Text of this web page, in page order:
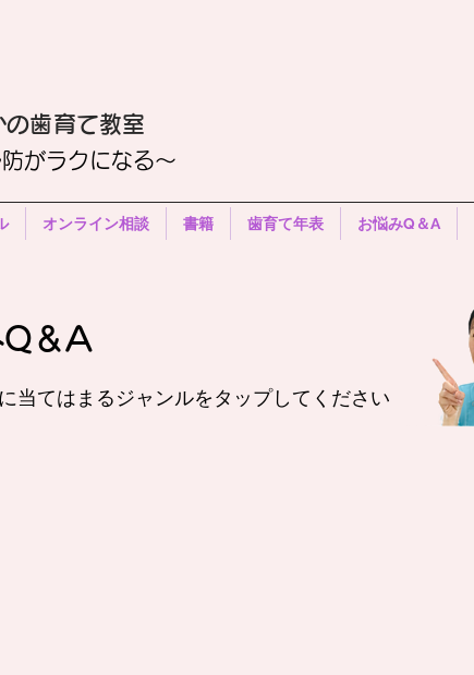
歯育て教室
がラクになる〜
オンライン相談 書籍 歯育て年表 お悩みQ＆A
Q＆A
当てはまるジャンルをタップしてください